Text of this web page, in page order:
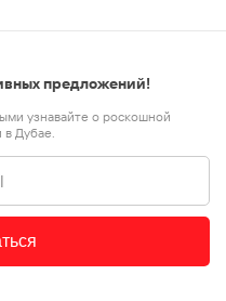
предложений!
узнавайте о роскошной
в Дубае.